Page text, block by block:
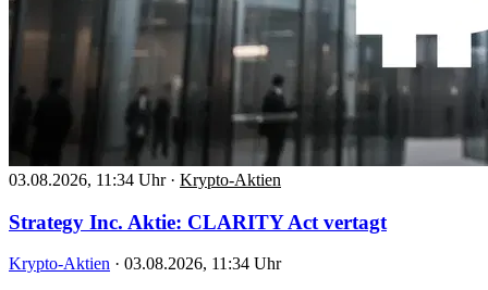
03.08.2026, 11:34 Uhr · Krypto-Aktien
Strategy Inc. Aktie: CLARITY Act vertagt
Krypto-Aktien · 03.08.2026, 11:34 Uhr